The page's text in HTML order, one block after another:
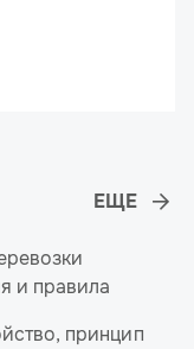
и правила
принцип